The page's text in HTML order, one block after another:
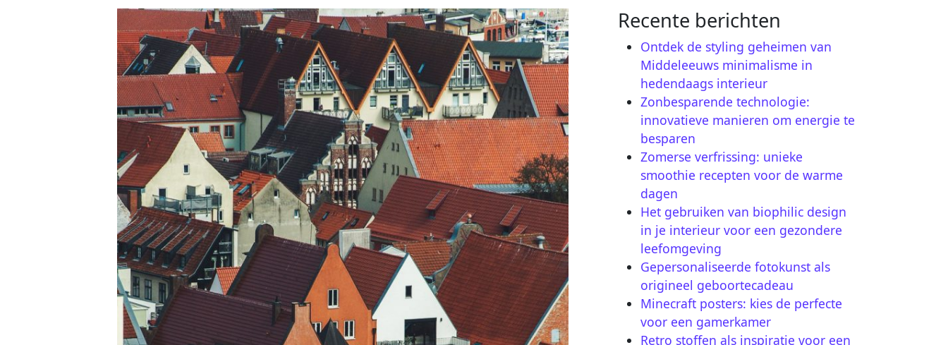
Recente berichten
Ontdek de styling geheimen van
Middeleeuws minimalisme in
hedendaags interieur
Zonbesparende technologie:
innovatieve manieren om energie te
besparen
Zomerse verfrissing: unieke
smoothie recepten voor de warme
dagen
Het gebruiken van biophilic design
in je interieur voor een gezondere
leefomgeving
Gepersonaliseerde fotokunst als
origineel geboortecadeau
Minecraft posters: kies de perfecte
voor een gamerkamer
Retro stoffen als inspiratie voor een